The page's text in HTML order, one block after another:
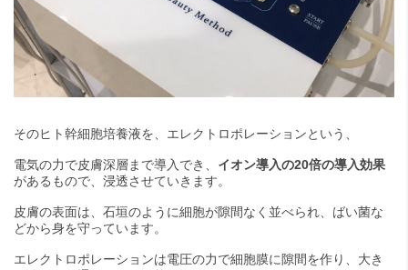
そのヒト幹細胞培養液を、エレクトロポレーションという、
電気の力で皮膚深層まで導入でき、 イオン導入の20倍の導入効果
があるもので、浸透させていきます。
皮膚の表面は、石垣のように細胞が隙間なく並べられ、ばい菌な
どから身を守っています。
エレクトロポレーションは電圧の力で細胞膜に隙間を作り、大き